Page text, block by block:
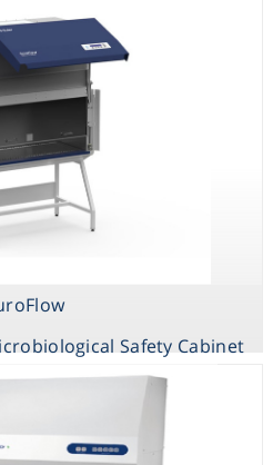
Safety Cabinet